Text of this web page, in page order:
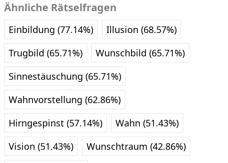
Ähnliche Rätselfragen
Einbildung (77.14%)
Illusion (68.57%)
Trugbild (65.71%)
Wunschbild (65.71%)
Sinnestäuschung (65.71%)
Wahnvorstellung (62.86%)
Hirngespinst (57.14%)
Wahn (51.43%)
Vision (51.43%)
Wunschtraum (42.86%)